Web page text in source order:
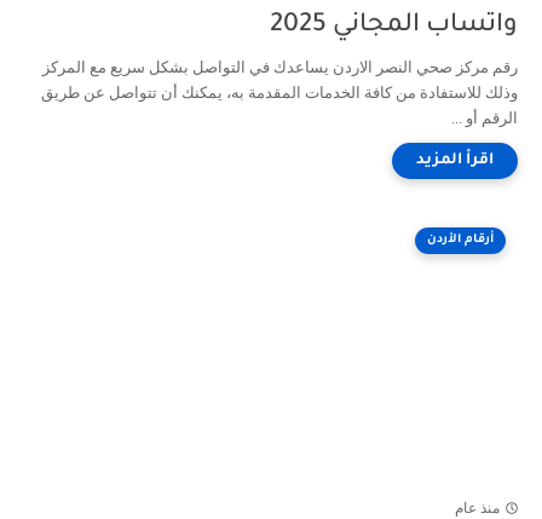
واتساب المجاني 2025
رقم مركز صحي النصر الاردن يساعدك في التواصل بشكل سريع مع المركز
وذلك للاستفادة من كافة الخدمات المقدمة به، يمكنك أن تتواصل عن طريق
الرقم أو ...
أرقام الأردن
منذ عام